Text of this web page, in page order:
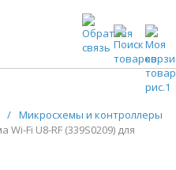
ОПТОМ
/ Микросхемы и контроллеры
Wi-Fi U8-RF (339S0209) для